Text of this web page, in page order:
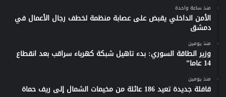
منذ ساعة واحدة
الأمن الداخلي يقبض على عصابة منظمة لخطف رجال الأعمال في
دمشق
منذ يومين
وزير الطاقة السوري: بدء تاهيل شبكة كهرباء سراقب بعد انقطاع
14 عاما”
منذ يومين
قافلة جديدة تعيد 186 عائلة من مخيمات الشمال إلى ريف حماة